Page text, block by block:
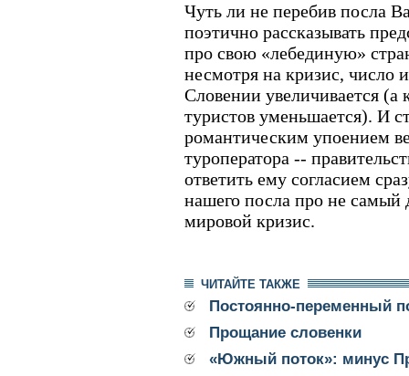
Чуть ли не перебив посла
поэтично рассказывать
про свою «лебединую»
несмотря на кризис, число
Словении увеличивается (а
туристов уменьшается). И
романтическим упоением
туроператора --
ответить ему согласием
нашего посла про не самый
мировой кризис.
ЧИТАЙТЕ ТАКЖЕ
Постоянно-переменный
Прощание словенки
«Южный поток»: минус